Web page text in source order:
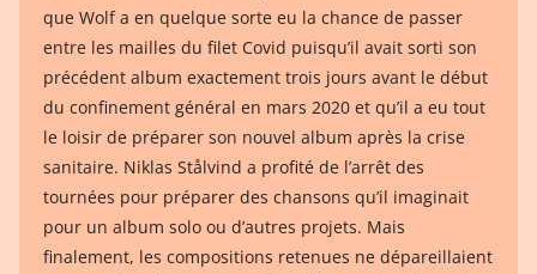
que Wolf a en quelque sorte eu la chance de passer
entre les mailles du filet Covid puisqu’il avait sorti son
précédent album exactement trois jours avant le début
du confinement général en mars 2020 et qu’il a eu tout
le loisir de préparer son nouvel album après la crise
sanitaire. Niklas Stålvind a profité de l’arrêt des
tournées pour préparer des chansons qu’il imaginait
pour un album solo ou d’autres projets. Mais
finalement, les compositions retenues ne dépareillaient